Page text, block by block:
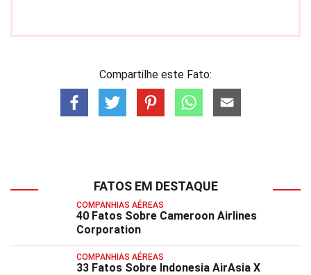
Compartilhe este Fato:
FATOS EM DESTAQUE
COMPANHIAS AÉREAS
40 Fatos Sobre Cameroon Airlines
Corporation
COMPANHIAS AÉREAS
33 Fatos Sobre Indonesia AirAsia X